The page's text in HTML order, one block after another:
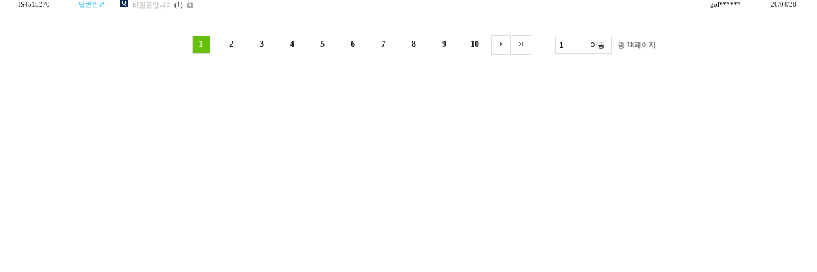
IS4515270 답변완료 비밀글입니다 (1) gol****** 26/04/28
1 2 3 4 5 6 7 8 9 10 총 18페이지